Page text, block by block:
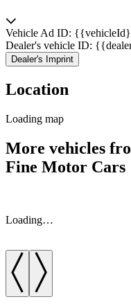
Vehicle Ad ID:
Dealer's vehicle ID:
Dealer's Imprint
Location
Loading map
More vehicles
Fine Motor Cars
Loading…